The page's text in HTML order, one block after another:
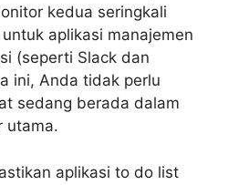
kedua seringkali
aplikasi manajemen
(seperti Slack dan
ini, Anda tidak perlu
sedang berada dalam
utama.
aplikasi to do list